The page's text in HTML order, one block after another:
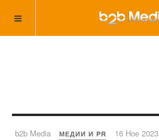
b2b Media МЕДИИ И PR 16 Ное 2023